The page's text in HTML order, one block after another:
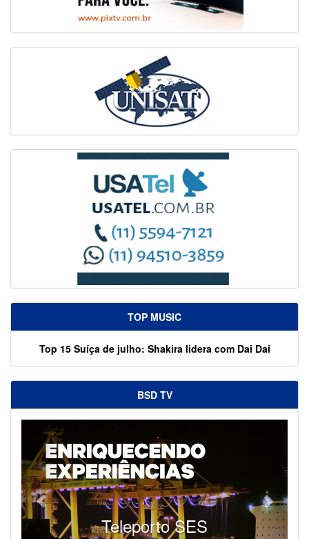
TOP MUSIC
Top 15 Suíça de julho: Shakira lidera com Dai Dai
BSD TV
Teleporto SES